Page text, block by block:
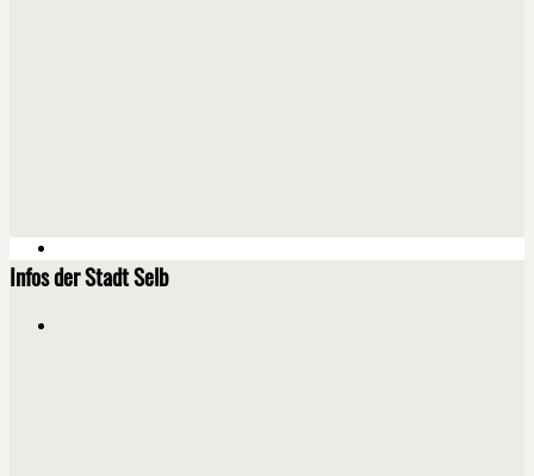
Infos der Stadt Selb